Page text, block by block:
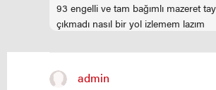
93 engelli ve tam bağımlı mazeret
çıkmadı nasıl bir yol izlemem lazım
admin